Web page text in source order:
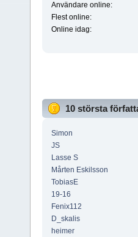
Användare online:
Flest online:
Online idag:
10 största
Simon
JS
Lasse S
Mårten Eskilsson
TobiasE
19-16
Fenix112
D_skalis
heimer